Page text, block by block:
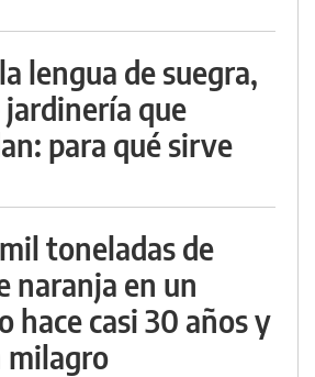
lengua de suegra,
que
para qué sirve
toneladas de
naranja en un
hace casi 30 años y
milagro